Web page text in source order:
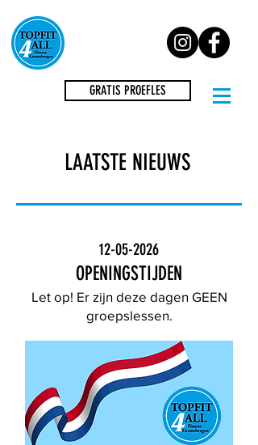
GRATIS PROEFLES
LAATSTE NIEUWS
12-05-2026
OPENINGSTIJDEN
Let op! Er zijn deze dagen GEEN
groepslessen.